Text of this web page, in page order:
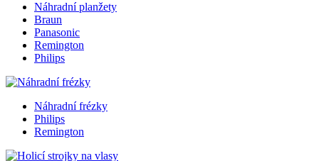
Náhradní planžety
Braun
Panasonic
Remington
Philips
Náhradní frézky
Philips
Remington